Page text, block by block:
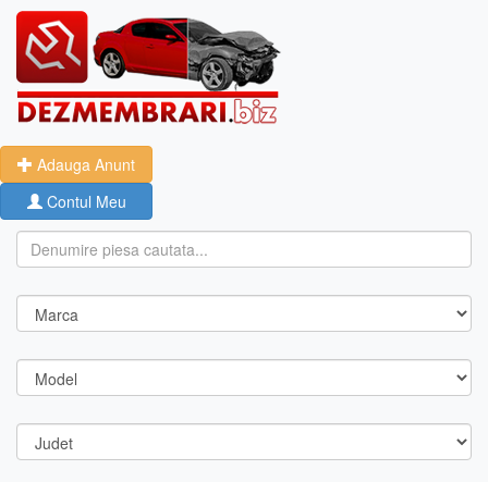
Adauga Anunt
Contul Meu